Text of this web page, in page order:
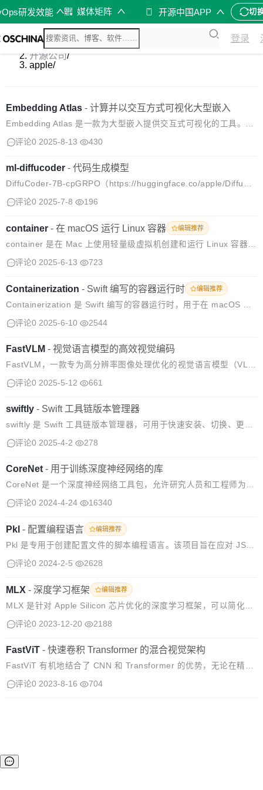
研发效能 媒体矩阵 开源中国APP 切
登录
开源软件/
开源公司/
apple/
Embedding Atlas - 计算并以交互方式可视化大型嵌入
Embedding Atlas 是一款为大型嵌入提供交互式可视化的工具。它
允许你可视化、交叉过滤和搜索嵌入和元数据。 你可以通过加载你
评论0 2025-8-13 430
ml-diffucoder - 代码生成模型
DiffuCoder-7B-cpGRPO（https://huggingface.co/apple/DiffuCo
der-7B-cpGRPO）。 ml-diffucoder 是苹果开源的代码生成模
评论0 2025-7-8 196
container - 在 macOS 运行 Linux 容器 编辑推荐
container 是在 Mac 上使用轻量级虚拟机创建和运行 Linux 容器的
工具，使用 Swift 编写，完全兼容 OCI 标准容器镜像，可以直接拉
评论0 2025-6-13 723
Containerization - Swift 编写的容器运行时 编辑推荐
Containerization 是 Swift 编写的容器运行时，用于在 macOS 上
运行 Linux 容器。使用了 Apple 芯片的 Virtualization.framewor
评论0 2025-6-10 2544
FastVLM - 视觉语言模型的高效视觉编码
FastVLM，一款专为高分辨率图像处理优化的视觉语言模型（VL
M）。 FastViTHD 是一种新颖的混合视觉编码器，旨在输出更少
优...
评论0 2025-5-12 661
swiftly - Swift 工具链版本管理器
swiftly 是 Swift 工具链版本管理器，可用于快速安装、切换、更新
Swift 工具链，支持 macOS 和主流 Linux 发行版，并可通过 .swift
评论0 2025-4-2 278
CoreNet - 用于训练深度神经网络的库
CoreNet 是一个深度神经网络工具包，允许研究人员和工程师为各
种任务训练标准和新颖的小型和大型模型，包括基础模型（例如 C
t...
评论0 2024-4-24 16340
Pkl - 配置编程语言 编辑推荐
Pkl 是专用于创建配置文件的脚本编程语言。该项目旨在应对 JSO
N、YAML 和属性列表等静态配置格式的不足，提供一种介于静态
是语法安...
评论0 2024-2-5 2628
MLX - 深度学习框架 编辑推荐
MLX 是针对 Apple Silicon 芯片优化的深度学习框架，可以简化研
究人员在 Mac、iPad、iPhone 平台设计和部署模型的过程。 MLX
评论0 2023-12-20 2188
FastViT - 快速卷积 Transformer 的混合视觉架构
FastViT 有机地结合了 CNN 和 Transformer 的优势，无论在精度
或者运行效率上均有了稳定的提升。FastViT 引入了一种新的 Toke
评论0 2023-8-16 704